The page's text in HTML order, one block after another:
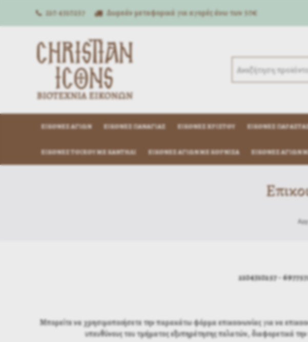
210 4310257 Δωρεάν μεταφορικά για αγορές άνω των 50€
ΕΙΚΌΝΕΣ ΑΓΊΩΝ ΕΙΚΌΝΕΣ ΠΑΝΑΓΊΑΣ ΕΙΚΌΝΕΣ ΧΡΙΣΤΟΎ ΕΙΚΌΝΕΣ
ΕΙΚΌΝΕΣ ΤΟΊΧΟΥ ΜΕ ΚΑΝΤΉΛΙ ΕΙΚΌΝΕΣ ΑΓΊΩΝ ΜΕ ΚΟΡΝΊΖΑ ΕΙΚΟΝΕΣ ΑΓΙΩΝ
2104310257 -
Μπορείτε να χρησιμοποιήσετε την παρακάτω φόρμα επικοινωνίας για να
υπευθύνους του τμήματος εξυπηρέτησης πελατών, διαφορετικά